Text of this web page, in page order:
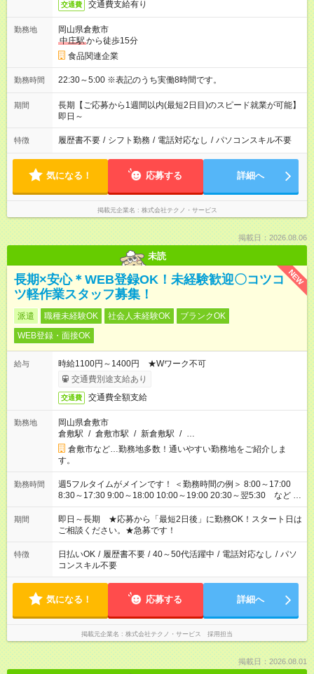
交通費 交通費支給有り
勤務地
岡山県倉敷市
中庄駅から徒歩15分
食品関連企業
勤務時間 22:30～5:00 ※表記のうち実働8時間です。
期間
長期【ご応募から1週間以内(最短2日目)のスピード就業が可能】
即日～
特徴 履歴書不要 / シフト勤務 / 電話対応なし / パソコンスキル不要
気になる！ 応募する 詳細へ
掲載元企業名 株式会社テクノ・サービス
掲載日：2026.08.06
未読
NEW
長期×安心＊WEB登録OK！未経験歓迎〇コツコ
ツ軽作業スタッフ募集！
派遣 職種未経験OK 社会人未経験OK
ブランクOK
WEB登録・面接OK
給与
時給1100円～1400円 ★Wワーク不可
交通費別途支給あり
交通費 交通費全額支給
勤務地
岡山県倉敷市
倉敷駅 / 倉敷市駅 / 新倉敷駅 / …
倉敷市など…勤務地多数！通いやすい勤務地をご紹介しま
す。
勤務時間
週5フルタイムがメインです！ ＜勤務時間の例＞ 8:00～17:00
8:30～17:30 9:00～18:00 10:00～19:00 20:30～翌5:30 など ★
その他にも勤務時間多数！ 日勤のみ、残業なし、交替制など
ご希望を教えてください！
期間
即日～長期 ★応募から「最短2日後」に勤務OK！スタート日は
ご相談ください。★急募です！
特徴 日払いOK / 履歴書不要 / 40～50代活躍中 / 電話対応なし / パソ
コンスキル不要
気になる！ 応募する 詳細へ
掲載元企業名 株式会社テクノ・サービス 採用担当
掲載日：2026.08.01